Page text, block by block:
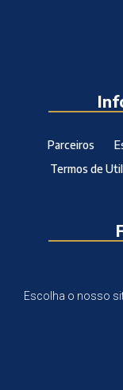
Parceiros
Termos de
Escolha o nosso